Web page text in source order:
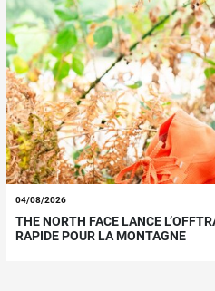
04/08/2026
THE NORTH FACE LANCE
RAPIDE POUR LA MONTAGNE